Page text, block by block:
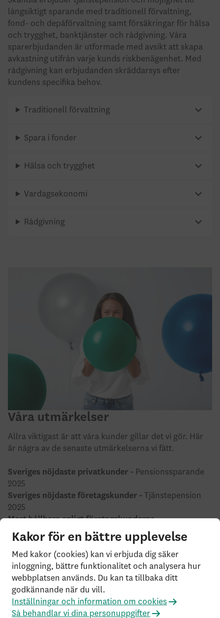
långsiktigt sparande med traditionell förvaltning,
fond- och depåförvaltning samt försäkringar för hälsa
och trygghet, banktjänster och rådgivning. Våra
sparerbjudanden är utformade med avsikt att skapa
avkastning utifrån varje kunds riskbenägenhet. Med
rådgivning kan erbjudanden skräddarsys efter
kundens specifika behov.
Traditionell förvaltning
Spara i fonder
Hälsa och trygghet
Vardagsekonomi
Rådgivning
Våra utmärkelser
Allra viktigast är att våra kunder gillar det vi gör. Här
är några av de senaste utmärkelserna vi fått.
Sveriges nöjdaste privatkunder - Pensionssparande
2025
Sveriges nöjdaste företagskunder -
Tjänstepension
2025
Mest hållbara enligt företagskunderna -
Tjänstepension 2025
Mer om våra utmärkelser
Bolag och organisationsnummer
Kakor för en bättre upplevelse
Med kakor (cookies) kan vi erbjuda dig säker
inloggning, bättre funktionalitet och analysera hur
webbplatsen används. Du kan ta tillbaka ditt
godkännande när du vill.
Inställningar och information om cookies
Så behandlar vi dina personuppgifter